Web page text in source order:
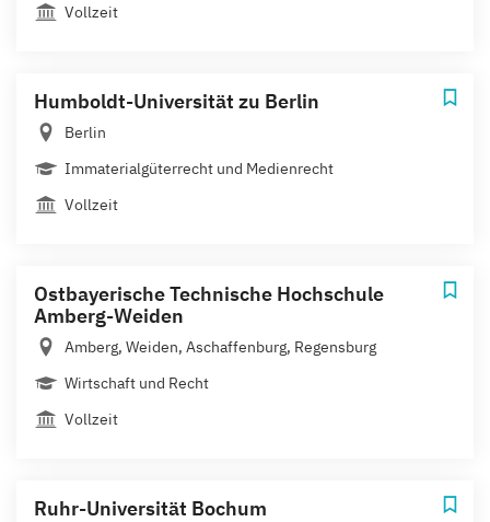
Vollzeit
Humboldt-Universität zu Berlin
Berlin
Immaterialgüterrecht und Medienrecht
Vollzeit
Ostbayerische Technische Hochschule
Amberg-Weiden
Amberg, Weiden, Aschaffenburg, Regensburg
Wirtschaft und Recht
Vollzeit
Ruhr-Universität Bochum